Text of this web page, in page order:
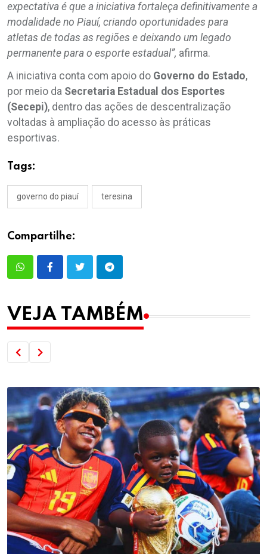
expectativa é que a iniciativa fortaleça definitivamente a
modalidade no Piauí, criando oportunidades para
atletas de todas as regiões e deixando um legado
permanente para o esporte estadual”, afirma.
A iniciativa conta com apoio do Governo do Estado,
por meio da Secretaria Estadual dos Esportes
(Secepi), dentro das ações de descentralização
voltadas à ampliação do acesso às práticas
esportivas.
Tags:
governo do piauí teresina
Compartilhe:
VEJA TAMBÉM